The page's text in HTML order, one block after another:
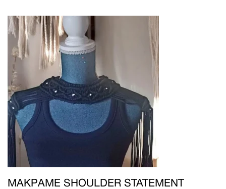
ΜΑΚΡΑΜΈ SHOULDER STATEMENT